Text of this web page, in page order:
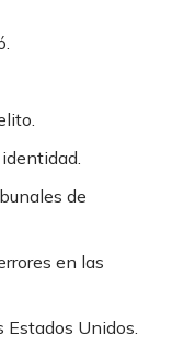
de
en las
Estados Unidos.